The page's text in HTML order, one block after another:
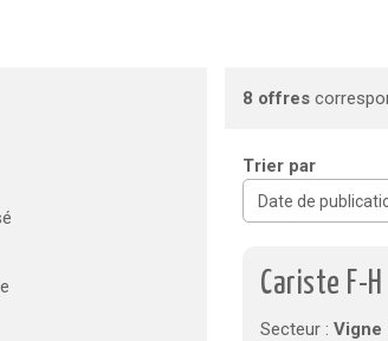
8 offres
Trier par
Cariste F-H
Secteur : Vigne